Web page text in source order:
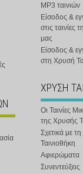
MP3 ταινιών
Είσοδος &
στις ταινίες
μας
Είσοδος &
στη Χρυσή
ΧΡΥΣΗ
Οι Ταινίες
της Χρυσής
Σχετικά με
Ταινιοθήκη
Αφιερώματα
Συνεντεύξεις